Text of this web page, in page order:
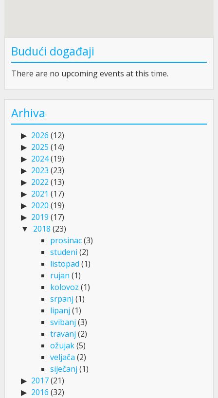
Budući događaji
There are no upcoming events at this time.
Arhiva
2026 (12)
2025 (14)
2024(19)
2023 (23)
2022 (13)
2021 (17)
2020 (19)
2019 (17)
2018 (23)
prosinac(3)
studeni (2)
listopad (1)
rujan (1)
kolovoz (1)
srpanj (1)
lipanj (1)
svibanj (3)
travanj (2)
ožujak(5)
veljača (2)
siječanj (1)
2017(21)
2016 (32)